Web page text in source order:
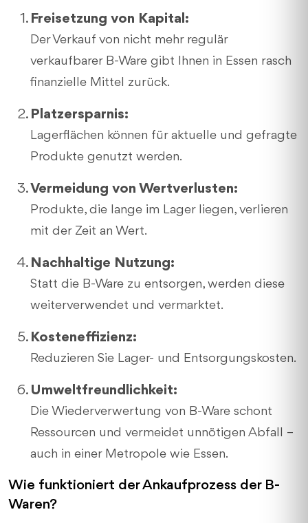
Freisetzung von Kapital:
Der Verkauf von nicht mehr regulär
verkaufbarer B-Ware gibt Ihnen in Essen rasch
finanzielle Mittel zurück.
Platzersparnis:
Lagerflächen können für aktuelle und gefragte
Produkte genutzt werden.
Vermeidung von Wertverlusten:
Produkte, die lange im Lager liegen, verlieren
mit der Zeit an Wert.
Nachhaltige Nutzung:
Statt die B-Ware zu entsorgen, werden diese
weiterverwendet und vermarktet.
Kosteneffizienz:
Reduzieren Sie Lager- und Entsorgungskosten.
Umweltfreundlichkeit:
Die Wiederverwertung von B-Ware schont
Ressourcen und vermeidet unnötigen Abfall –
auch in einer Metropole wie Essen.
Wie funktioniert der Ankaufprozess der B-
Waren?